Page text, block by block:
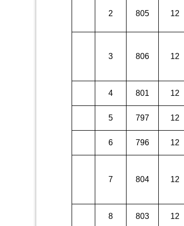
2 805 12
3 806 12
4 801 12
5 797 12
6 796 12
7 804 12
8 803 12